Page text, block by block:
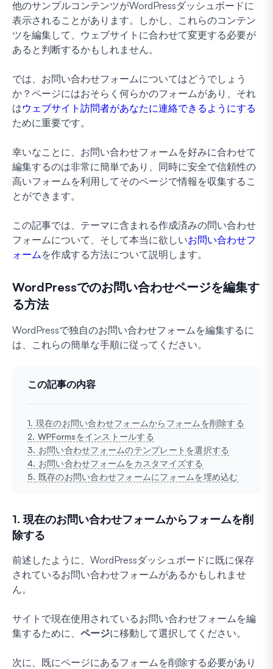
他のサンプルコンテンツがWordPressダッシュボードに
表示されることがあります。しかし、これらのコンテン
ツを編集して、ウェブサイトに合わせて変更する必要が
あると判断するかもしれません。
では、お問い合わせフォームについてはどうでしょう
か？ページにはおそらく何らかのフォームがあり、それ
はウェブサイト訪問者があなたに連絡できるようにする
ために重要です。
幸いなことに、お問い合わせフォームを好みに合わせて
編集するのは非常に簡単であり、同時に安全で信頼性の
高いフォームを利用してそのページで情報を収集するこ
とができます。
この記事では、テーマに含まれる作成済みの問い合わせ
フォームについて、そして本当に欲しいお問い合わせフ
ォーム を作成する方法について説明します。
WordPressでのお問い合わせページを編集す
る方法
WordPressで独自のお問い合わせフォームを編集するに
は、これらの簡単な手順に従ってください。
この記事の内容
1. 現在のお問い合わせフォームからフォームを削除する
2. WPFormsをインストールする
3. お問い合わせフォームのテンプレートを選択する
4. お問い合わせフォームをカスタマイズする
5. 既存のお問い合わせフォームにフォームを埋め込む
1. 現在のお問い合わせフォームからフォームを削
除する
前述したように、WordPressダッシュボードに既に保存
されているお問い合わせフォームがあるかもしれませ
ん。
サイトで現在使用されているお問い合わせフォームを編
集するために、 ページに移動して選択してください。
次に、既にページにあるフォームを削除する必要があり